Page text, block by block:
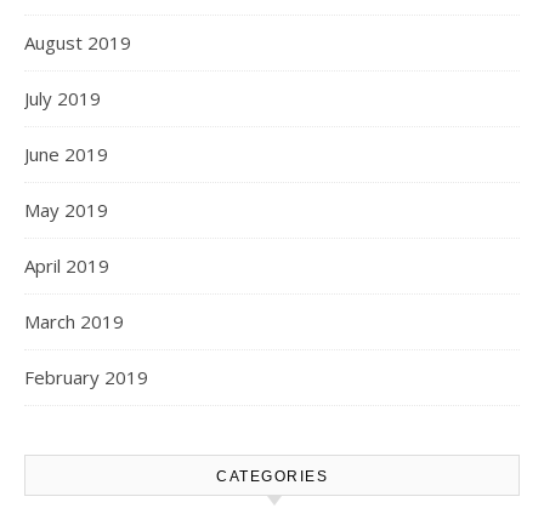
August 2019
July 2019
June 2019
May 2019
April 2019
March 2019
February 2019
CATEGORIES